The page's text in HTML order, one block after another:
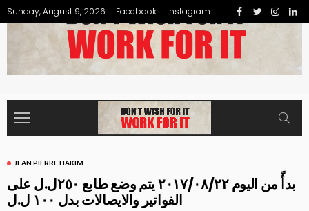
Sunday, August 9, 2026 Facebook Instagram
JEAN PIERRE HAKIM
بدأً من اليوم ٢٠١٧/٠٨/٢٢ يتم وضع طابع ٢٥٠ل.ل على
الفواتير والايصالات بدل ١٠٠ ل.ل